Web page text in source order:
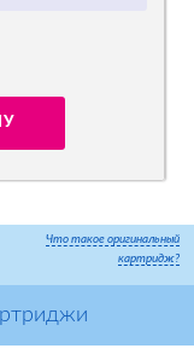
Что такое оригинальный
картридж?